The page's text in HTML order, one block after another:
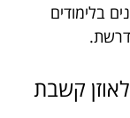
בלימודים
קשבת